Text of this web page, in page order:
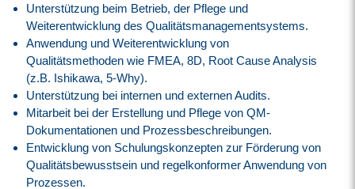
Unterstützung beim Betrieb, der Pflege und
Weiterentwicklung des Qualitätsmanagementsystems.
Anwendung und Weiterentwicklung von
Qualitätsmethoden wie FMEA, 8D, Root Cause Analysis
(z.B. Ishikawa, 5-Why).
Unterstützung bei internen und externen Audits.
Mitarbeit bei der Erstellung und Pflege von QM-
Dokumentationen und Prozessbeschreibungen.
Entwicklung von Schulungskonzepten zur Förderung von
Qualitätsbewusstsein und regelkonformer Anwendung von
Prozessen.